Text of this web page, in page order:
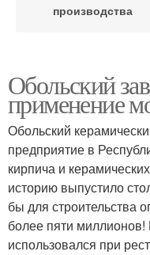
производства
Обольский
применение
Обольский
предприятие в
кирпича и
историю выпустило
бы для строительства
более пяти миллионов!
использовался при